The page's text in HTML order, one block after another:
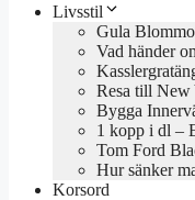
Livsstil
Gula
Vad händer
Resa till New
Bygga
1 kopp i dl –
Tom Ford
Hur sänker
Korsord